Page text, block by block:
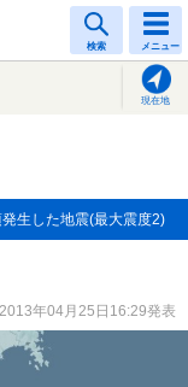
検索 メニュー
現在地
生した地震(最大震度2)
2013年04月25日16:29発表